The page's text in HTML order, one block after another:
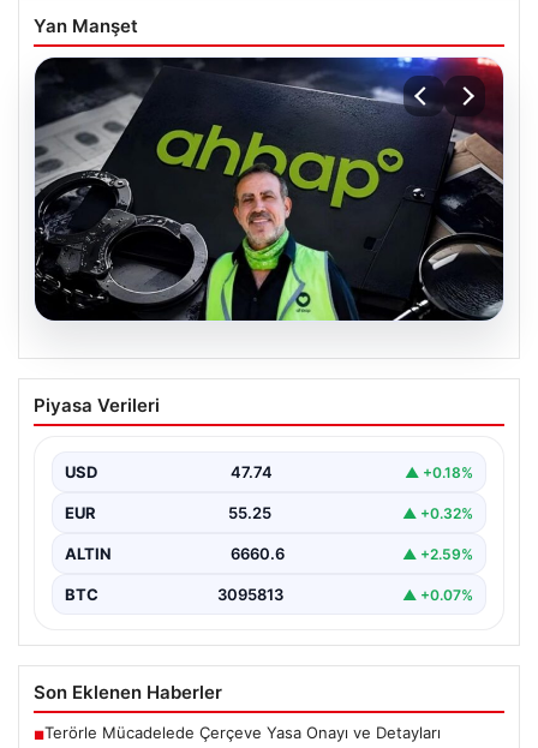
Yan Manşet
07.08.2026
Ahbap Derneği Yönetimine Kayyum
Atandı ve Fesih Süreci Resmen Başladı
kamuoyunda geniş yankı bulan Ahbap Derneği ile ilgili…
Piyasa Verileri
USD 47.74 ▲ +0.18%
EUR 55.25 ▲ +0.32%
ALTIN 6660.6 ▲ +2.59%
BTC 3095813 ▲ +0.07%
Son Eklenen Haberler
■Terörle Mücadelede Çerçeve Yasa Onayı ve Detayları